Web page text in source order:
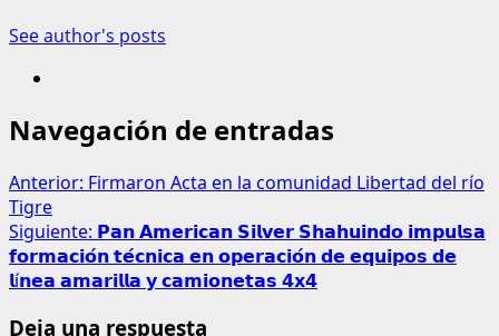
See author's posts
Navegación de entradas
Anterior: Firmaron Acta en la comunidad Libertad del río
Tigre
Siguiente: 𝗣𝗮𝗻 𝗔𝗺𝗲𝗿𝗶𝗰𝗮𝗻 𝗦𝗶𝗹𝘃𝗲𝗿 𝗦𝗵𝗮𝗵𝘂𝗶𝗻𝗱𝗼 𝗶𝗺𝗽𝘂𝗹𝘀𝗮
𝗳𝗼𝗿𝗺𝗮𝗰𝗶𝗼́𝗻 𝘁𝗲́𝗰𝗻𝗶𝗰𝗮 𝗲𝗻 𝗼𝗽𝗲𝗿𝗮𝗰𝗶𝗼́𝗻 𝗱𝗲 𝗲𝗾𝘂𝗶𝗽𝗼𝘀 𝗱𝗲
𝗹í𝗻𝗲𝗮 𝗮𝗺𝗮𝗿𝗶𝗹𝗹𝗮 𝘆 𝗰𝗮𝗺𝗶𝗼𝗻𝗲𝘁𝗮𝘀 𝟰𝘅𝟰
Deja una respuesta